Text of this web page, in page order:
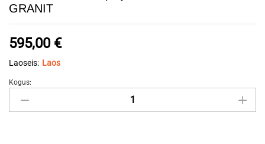
GRANIT
595,00 €
Laoseis: Laos
Videosüsteemi
kmpl.
Kogus: